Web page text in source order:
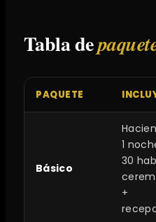
Tabla de
PAQUETE
Básico
1
30
+